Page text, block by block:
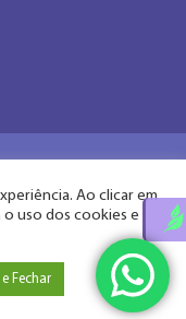
- Desde
Ao clicar em
o uso dos cookies e
Fechar